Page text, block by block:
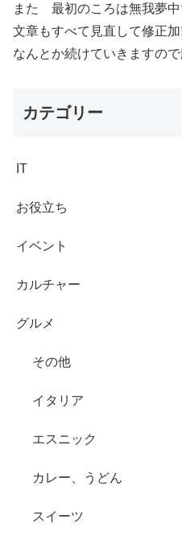
また 最初のころは無我夢
文章もすべて見直して修正加
なんとか続けていきますので
カテゴリー
IT
お役立ち
イベント
カルチャー
グルメ
その他
イタリア
エスニック
カレー、うどん
スイーツ